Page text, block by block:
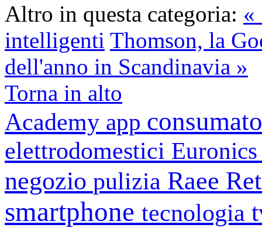
Altro in questa categoria: «
intelligenti Thomson, la
dell'anno in Scandinavia »
Torna in alto
Academy app
elettrodomestici
negozio pulizia Raee
smartphone tecnologia